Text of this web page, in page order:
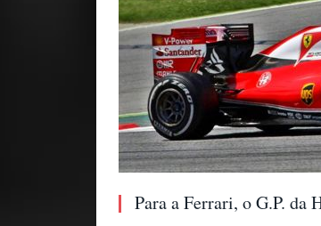
Para a Ferrari, o G.P.